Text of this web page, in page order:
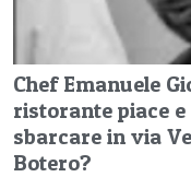
Chef Emanuele
ristorante piace
sbarcare in via
Botero?